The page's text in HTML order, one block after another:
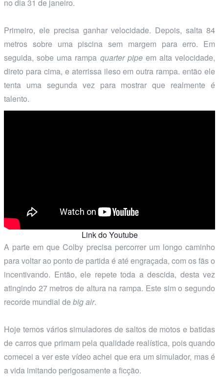
no dia 31 de janeiro.
Primeiro, ele precisa ganhar velocidade. Depois, salta 84
metros sobre uma piscina sem margem para erro. Em
seguida, sobe uma rampa quarter pipeem alta velocidade,
direto para cima, e aterrissa ileso em outra rampa. então ele
tenta uma segunda vez para mostrar que realmente é
talento.
Link do Youtube
A parte em que Colby precisa percorrer um longo caminho
para voltar ao ponto de partida é até engraçada, com os fãs o
incentivando. Então, ele repete toda a descida, desta vez
atingindo 27 metros de altura na rampa. Este sim o segundo
recorde mundial de big air.
Hoje temos vários simuladores de saltos de motos e batidas
de carros que primam pela qualidade realística, pois quando
comecei a ver este vídeo achei que era um simulador, mas é
a vida imitando perigosamente a ficção.